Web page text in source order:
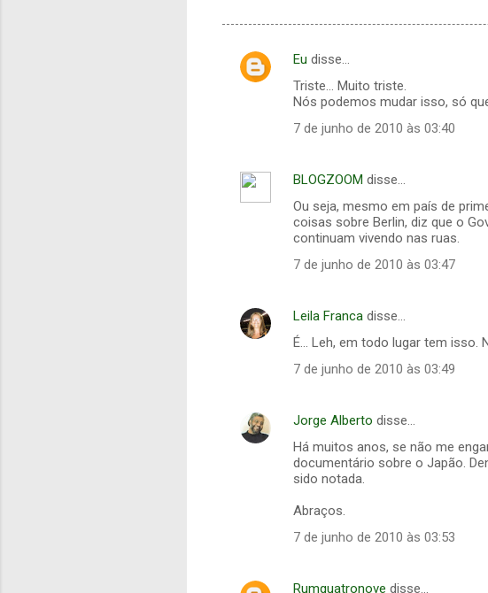
C
t
s
Eu disse…
Triste... Muito triste.
Nós podemos mudar isso, só
7 de junho de 2010 às 03:40
BLOGZOOM disse…
Ou seja, mesmo em país de
coisas sobre Berlin, diz que o
continuam vivendo nas ruas.
7 de junho de 2010 às 03:47
Leila Franca disse…
É... Leh, em todo lugar tem isso.
7 de junho de 2010 às 03:49
Jorge Alberto disse…
Há muitos anos, se não me
documentário sobre o Japão.
sido notada.
Abraços.
7 de junho de 2010 às 03:53
Rumquatronove disse…